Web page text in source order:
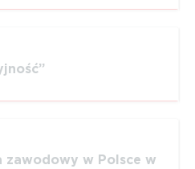
zawodowy w Polsce w